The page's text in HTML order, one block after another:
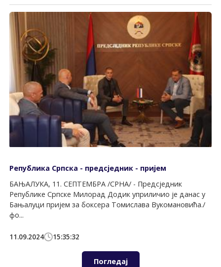
Република Српска - предсједник - пријем
БАЊАЛУКА, 11. СЕПТЕМБРА /СРНА/ - Предсједник
Републике Српске Милорад Додик уприличио је данас у
Бањалуци пријем за боксера Томислава Вукомановића./
фо...
11.09.2024 15:35:32
Погледај